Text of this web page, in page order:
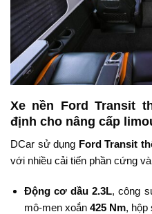
Xe nền Ford Transit
định cho nâng cấp
DCar sử dụng Ford Transit
với nhiều cải tiến phần cứng
Động cơ dầu 2.3L, công
mô-men xoắn 425 Nm, hộp